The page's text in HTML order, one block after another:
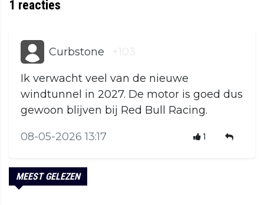
1 reacties
Curbstone +103
Ik verwacht veel van de nieuwe
windtunnel in 2027. De motor is goed dus
gewoon blijven bij Red Bull Racing.
08-05-2026 13:17 1
MEEST GELEZEN